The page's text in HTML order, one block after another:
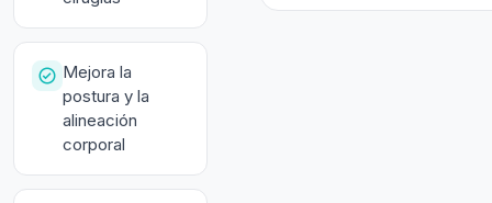
Mejora la
postura y la
alineación
corporal